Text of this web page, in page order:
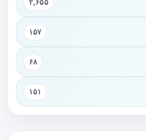
۲,۶۵۵
۱۵۷
۶۸
۱۵۱